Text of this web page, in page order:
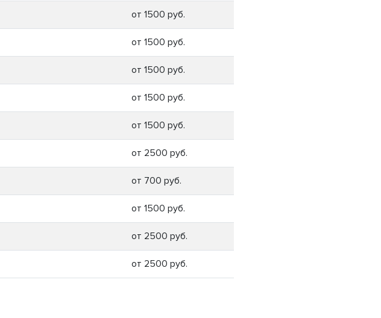
от 1500 руб.
от 1500 руб.
от 1500 руб.
от 1500 руб.
от 1500 руб.
от 2500 руб.
от 700 руб.
от 1500 руб.
от 2500 руб.
от 2500 руб.